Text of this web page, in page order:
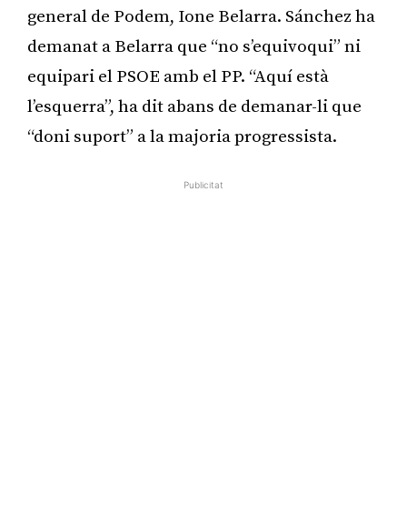
general de Podem, Ione Belarra. Sánchez ha
demanat a Belarra que “no s’equivoqui” ni
equipari el PSOE amb el PP. “Aquí està
l’esquerra”, ha dit abans de demanar-li que
“doni suport” a la majoria progressista.
Publicitat